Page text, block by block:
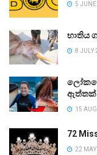
5
භාතිය
8 JULY
ඇත්තක්
15
72
22